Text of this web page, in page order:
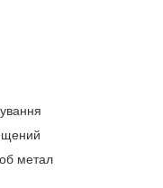
метал